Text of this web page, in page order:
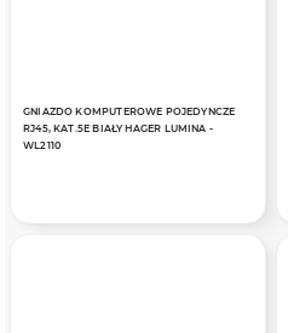
GNIAZDO KOMPUTEROWE POJEDYNCZE
RJ45, KAT.5E BIAŁY HAGER LUMINA -
WL2110